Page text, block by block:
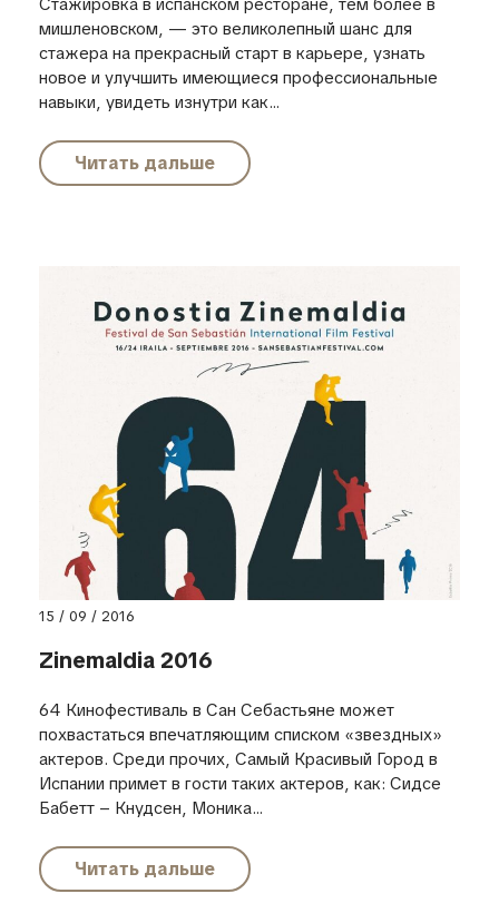
Стажировка в испанском ресторане, тем более в
мишленовском, — это великолепный шанс для
стажера на прекрасный старт в карьере, узнать
новое и улучшить имеющиеся профессиональные
навыки, увидеть изнутри как...
Читать дальше
15 / 09 / 2016
Zinemaldia 2016
64 Кинофестиваль в Сан Себастьяне может
похвастаться впечатляющим списком «звездных»
актеров. Среди прочих, Самый Красивый Город в
Испании примет в гости таких актеров, как: Сидсе
Бабетт – Кнудсен, Моника...
Читать дальше